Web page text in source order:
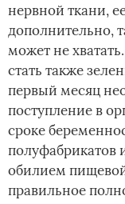
нервной ткани,
дополнительно,
может не
стать также
первый месяц
поступление в
сроке
полуфабрикатов
обилием
правильное